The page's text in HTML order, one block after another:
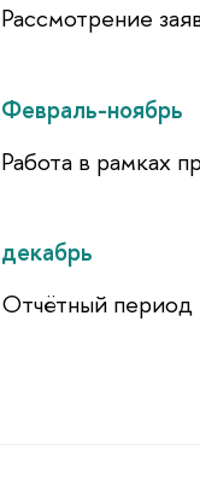
Рассмотрение
Февраль-ноябрь
Работа в рамках
декабрь
Отчётный период